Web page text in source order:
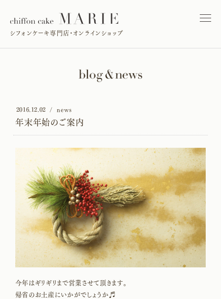
シフォンケーキ専門店・オンラインショップ
2016.12.02 news
年末年始のご案内
今年はギリギリまで営業させて頂きます。
帰省のお土産にいかがでしょうか♬